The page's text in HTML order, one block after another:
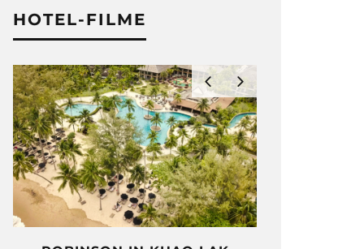
HOTEL-FILME